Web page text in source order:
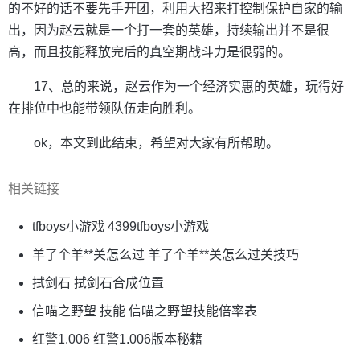
的不好的话不要先手开团，利用大招来打控制保护自家的输
出，因为赵云就是一个打一套的英雄，持续输出并不是很
高，而且技能释放完后的真空期战斗力是很弱的。
17、总的来说，赵云作为一个经济实惠的英雄，玩得好
在排位中也能带领队伍走向胜利。
ok，本文到此结束，希望对大家有所帮助。
相关链接
tfboys小游戏 4399tfboys小游戏
羊了个羊**关怎么过 羊了个羊**关怎么过关技巧
拭剑石 拭剑石合成位置
信喵之野望 技能 信喵之野望技能倍率表
红警1.006 红警1.006版本秘籍